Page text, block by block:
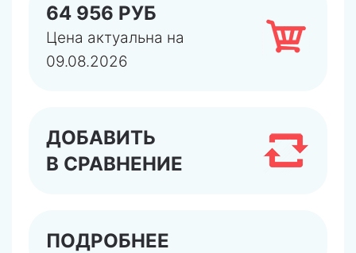
64 956 РУБ
Цена актуальна на
09.08.2026
ДОБАВИТЬ
В СРАВНЕНИЕ
ПОДРОБНЕЕ